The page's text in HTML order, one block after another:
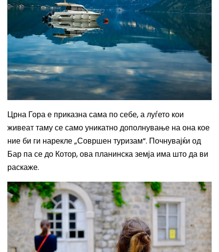
Црна Гора е приказна сама по себе, а луѓето кои
живеат таму сесамоуникатно дополнување на она кое
ние би ги нарекле „Совршен туризам“. Почнувајќи од
Бар па се до Котор,ова планинска земја има што да ви
раскаже.